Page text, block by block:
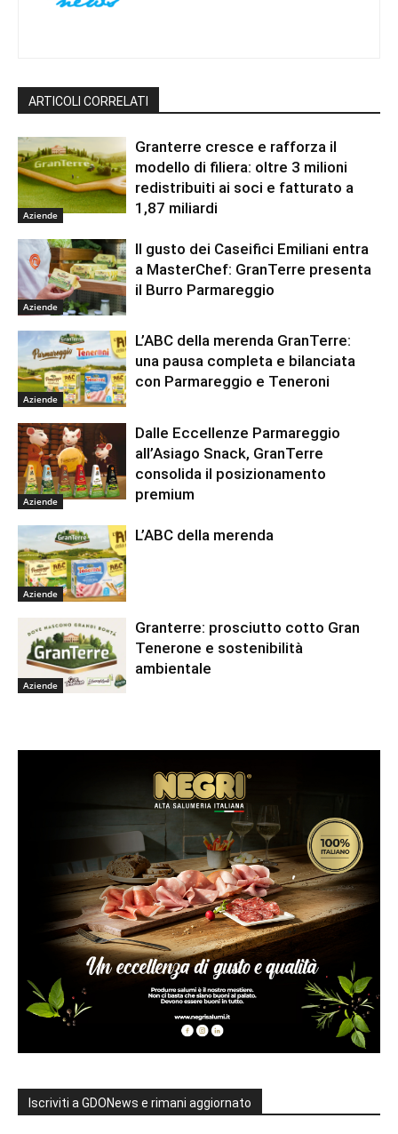
ARTICOLI CORRELATI
Aziende
Granterre cresce e rafforza il
modello di filiera: oltre 3 milioni
redistribuiti ai soci e fatturato a
1,87 miliardi
Aziende
Il gusto dei Caseifici Emiliani entra
a MasterChef: GranTerre presenta
il Burro Parmareggio
Aziende
L’ABC della merenda GranTerre:
una pausa completa e bilanciata
con Parmareggio e Teneroni
Aziende
Dalle Eccellenze Parmareggio
all’Asiago Snack, GranTerre
consolida il posizionamento
premium
Aziende
L’ABC della merenda
Aziende
Granterre: prosciutto cotto Gran
Tenerone e sostenibilità
ambientale
Iscriviti a GDONews e rimani aggiornato